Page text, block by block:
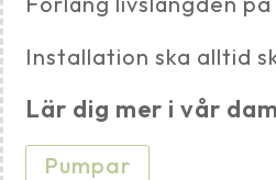
Installation ska alltid
Lär dig mer i vår
Pumpar